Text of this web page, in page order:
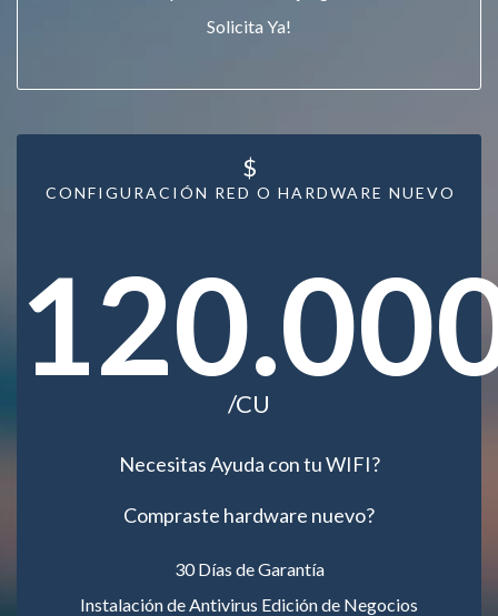
Solicita Ya!
CONFIGURACIÓN RED O HARDWARE NUEVO
$
/CU
Necesitas Ayuda con tu WIFI?
Compraste hardware nuevo?
30 Días de Garantía
Instalación de Antivirus Edición de Negocios